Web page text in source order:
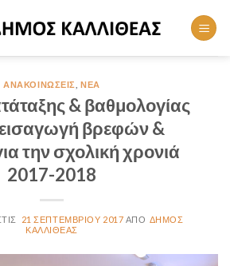
ΑΝΑΚΟΙΝΏΣΕΙΣ ,ΝΈΑ
& βαθμολογίας
εισαγωγή βρεφών &
την σχολική χρονιά
2017-2018
21 ΣΕΠΤΕΜΒΡΊΟΥ 2017
ΔΉΜΟΣ
ΚΑΛΛΙΘΈΑΣ